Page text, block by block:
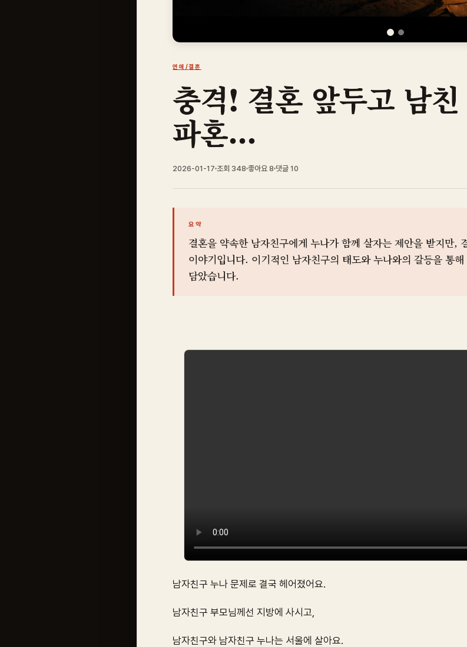
연애/결혼
충격! 결혼 앞두고 남
파혼...
2026-01-17 조회 348 좋아요 8 댓글 10
요약
결혼을 약속한 남자친구에게 누나가 함께 살자는 제안을 받지만,
이야기입니다. 이기적인 남자친구의 태도와 누나와의 갈등을 통
담았습니다.
남자친구 누나 문제로 결국 헤어졌어요.
남자친구 부모님께선 지방에 사시고,
남자친구와 남자친구 누나는 서울에 살아요.